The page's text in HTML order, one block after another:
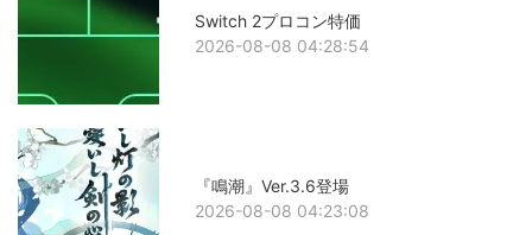
Switch 2プロコン特価
2026-08-08 04:28:54
『鳴潮』Ver.3.6登場
2026-08-08 04:23:08